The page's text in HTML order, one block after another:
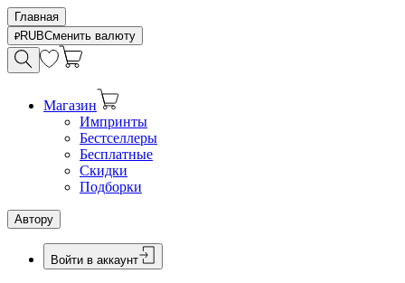
Главная
RUBСменить валюту
Магазин
Импринты
Бестселлеры
Бесплатные
Скидки
Подборки
Автору
Войти в аккаунт